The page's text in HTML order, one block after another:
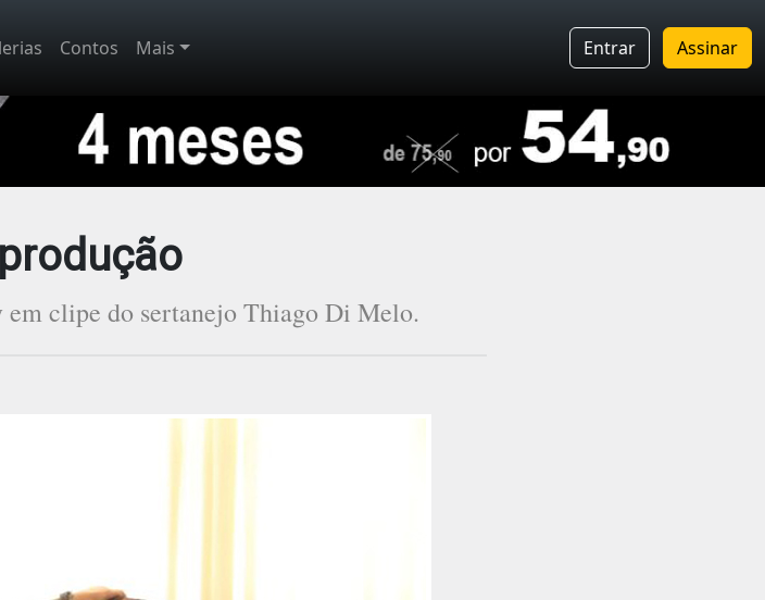
Contos Mais Entrar Assinar
clipe do sertanejo Thiago Di Melo.